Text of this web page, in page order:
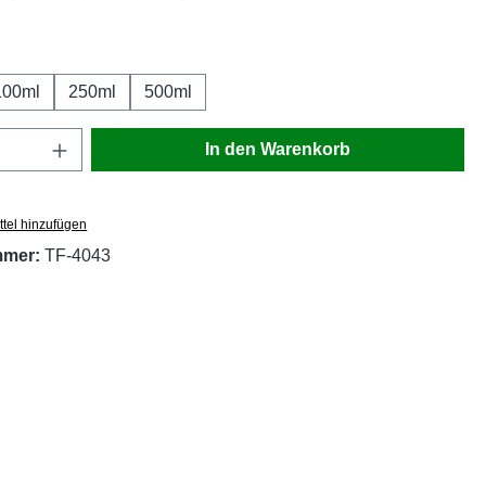
250ml 500ml
Anzahl: Gib den gewünschten Wert ein
In den Warenkorb
hinzufügen
TF-4043